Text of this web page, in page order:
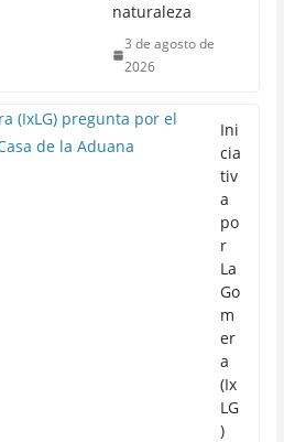
naturaleza
3 de agosto de
2026
Ini
cia
tiv
a
po
r
La
Go
m
er
a
(Ix
LG
)